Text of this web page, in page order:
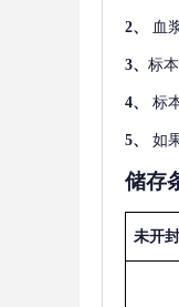
2、 血
3、 标
4、 标
5、 如
储存
未开